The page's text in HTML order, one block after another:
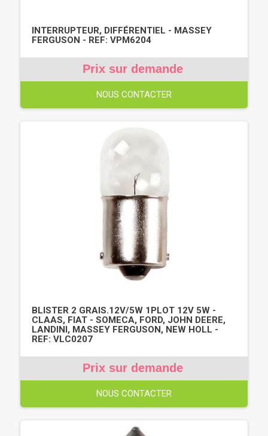
INTERRUPTEUR, DIFFÉRENTIEL - MASSEY
FERGUSON - REF: VPM6204
Prix sur demande
NOUS CONTACTER
BLISTER 2 GRAIS.12V/5W 1PLOT 12V 5W -
CLAAS, FIAT - SOMECA, FORD, JOHN DEERE,
LANDINI, MASSEY FERGUSON, NEW HOLL -
REF: VLC0207
Prix sur demande
NOUS CONTACTER